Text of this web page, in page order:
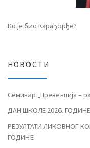
Ко је био Карађорђе?
НОВОСТИ
Семинар „Превенција –
ДАН ШКОЛЕ 2026. ГОДИНЕ
РЕЗУЛТАТИ ЛИКОВНОГ
ГОДИНЕ